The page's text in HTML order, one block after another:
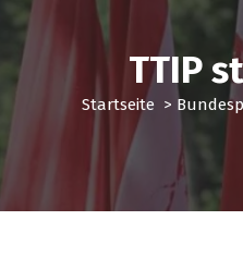
TTIP
Startseite >